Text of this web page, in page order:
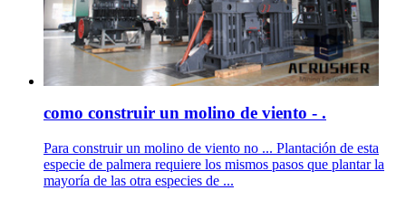
como construir un molino de viento - .
Para construir un molino de viento no ... Plantación de esta
especie de palmera requiere los mismos pasos que plantar la
mayoría de las otra especies de ...